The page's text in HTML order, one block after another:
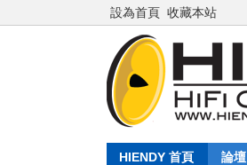
設為首頁 收藏本站
HIENDY 首頁 論壇